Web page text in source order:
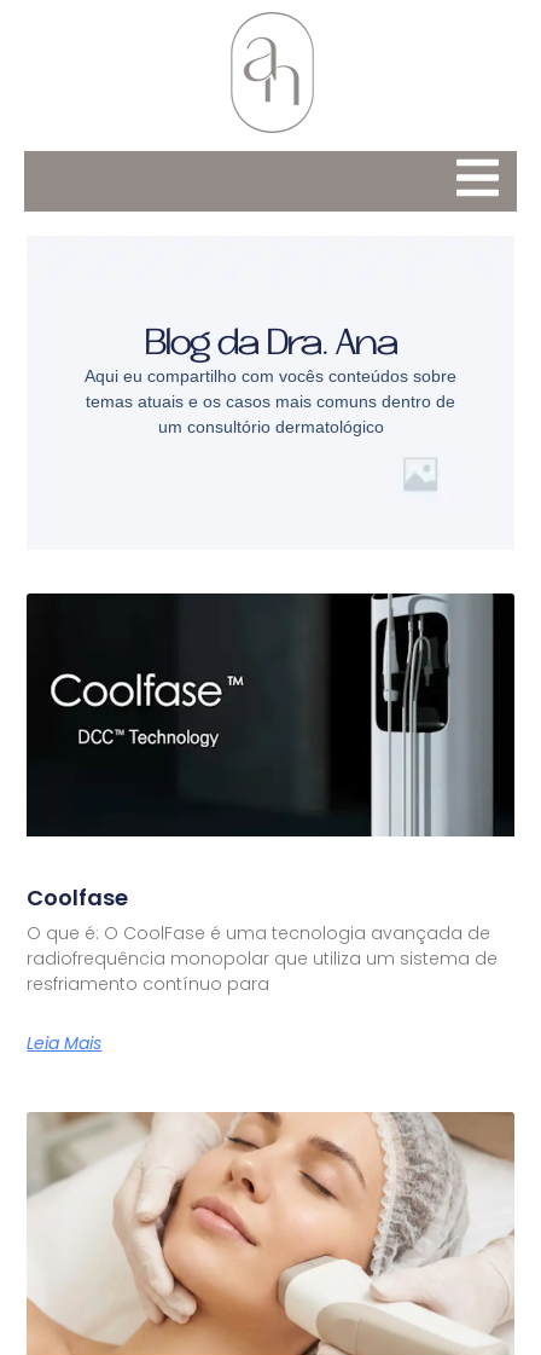
Blog da Dra. Ana
Aqui eu compartilho com vocês conteúdos sobre
temas atuais e os casos mais comuns dentro de
um consultório dermatológico
Coolfase
O que é: O CoolFase é uma tecnologia avançada de
radiofrequência monopolar que utiliza um sistema de
resfriamento contínuo para
Leia Mais